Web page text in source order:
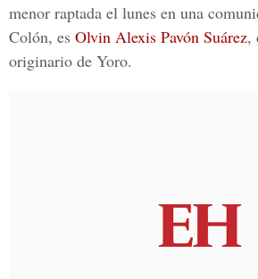
menor raptada el lunes en una
Colón, es Olvin Alexis Pavón Suárez,
originario de Yoro.